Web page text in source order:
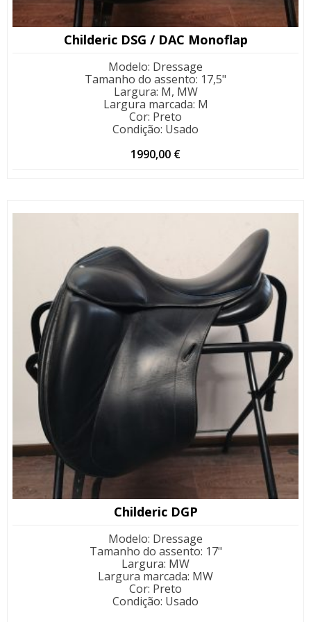
Childeric DSG / DAC Monoflap
Modelo: Dressage
Tamanho do assento: 17,5"
Largura: M, MW
Largura marcada: M
Cor: Preto
Condição: Usado
1990,00 €
Childeric DGP
Modelo: Dressage
Tamanho do assento: 17"
Largura: MW
Largura marcada: MW
Cor: Preto
Condição: Usado